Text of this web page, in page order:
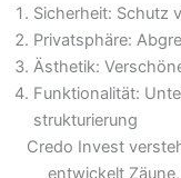
Sicherheit: Schutz
Privatsphäre:
Ästhetik:
Funktionalität:
strukturierung
Credo Invest
entwickelt